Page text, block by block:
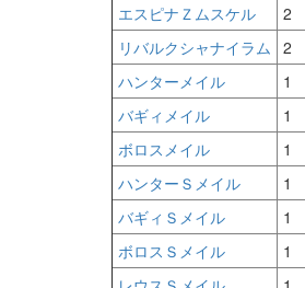
エスピナＺムスケル
2
リバルクシャナイラム 2
ハンターメイル
1
バギィメイル
1
ボロスメイル
1
ハンターＳメイル
1
バギィＳメイル
1
ボロスＳメイル
1